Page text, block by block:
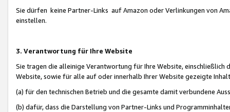
Sie dürfen keine Partner-Links auf Amazon oder Verlinkungen von
einstellen.
3. Verantwortung für Ihre Website
Sie tragen die alleinige Verantwortung für Ihre Website,
Website, sowie für alle auf oder innerhalb Ihrer Website gezeigte
(a) für den technischen Betrieb und die gesamte damit verbundene
(b) dafür, dass die Darstellung von Partner-Links und